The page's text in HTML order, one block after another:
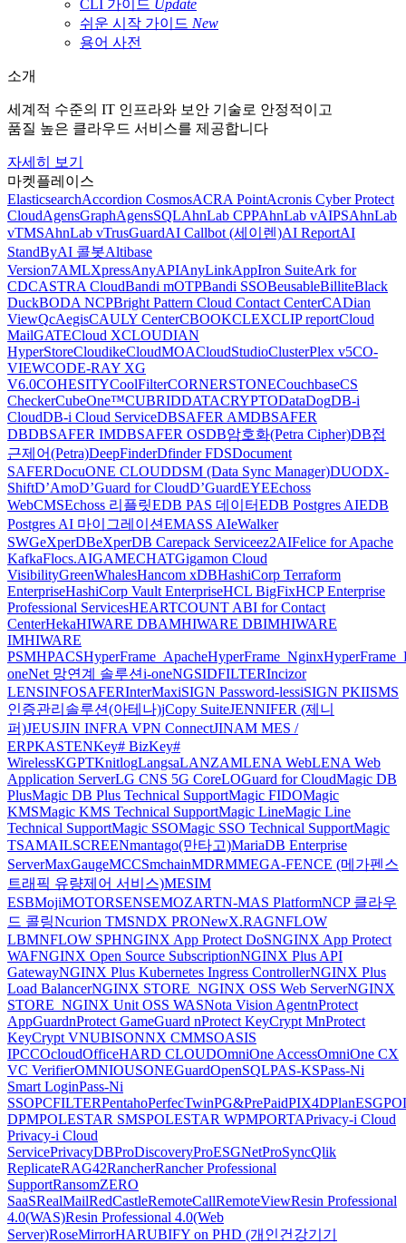
CLI 가이드 Update
쉬운 시작 가이드 New
용어 사전
소개
세계적 수준의 IT 인프라와 보안 기술로 안정적이고
품질 높은 클라우드 서비스를 제공합니다
자세히 보기
마켓플레이스
ElasticsearchAccordion CosmosACRA PointAcronis Cyber Protect
CloudAgensGraphAgensSQLAhnLab CPPAhnLab vAIPSAhnLab
vTMSAhnLab vTrusGuardAI Callbot (세이렌)AI ReportAI
StandByAI 콜봇Altibase
Version7AMLXpressAnyAPIAnyLinkAppIron SuiteArk for
CDCASTRA CloudBandi mOTPBandi SSOBeusableBilliteBlack
DuckBODA NCPBright Pattern Cloud Contact CenterCADian
ViewQcAegisCAULY CenterCBOOKCLEXCLIP reportCloud
MailGATECloud XCLOUDIAN
HyperStoreCloudikeCloudMOACloudStudioClusterPlex v5CO-
VIEWCODE-RAY XG
V6.0COHESITYCoolFilterCORNERSTONECouchbaseCS
CheckerCubeOne™CUBRIDDATACRYPTODataDogDB-i
CloudDB-i Cloud ServiceDBSAFER AMDBSAFER
DBDBSAFER IMDBSAFER OSDB암호화(Petra Cipher)DB접
근제어(Petra)DeepFinderDfinder FDSDocument
SAFERDocuONE CLOUDDSM (Data Sync Manager)DUODX-
ShiftD’AmoD’Guard for CloudD’GuardEYEEchoss
WebCMSEchoss 리플릿EDB PAS 데이터EDB Postgres AIEDB
Postgres AI 마이그레이션EMASS AIeWalker
SWGeXperDBeXperDB Carepack Serviceez2AIFelice for Apache
KafkaFlocs.AIGAMECHATGigamon Cloud
VisibilityGreenWhalesHancom xDBHashiCorp Terraform
EnterpriseHashiCorp Vault EnterpriseHCL BigFixHCP Enterprise
Professional ServicesHEARTCOUNT ABI for Contact
CenterHekaHIWARE DBAMHIWARE DBIMHIWARE
IMHIWARE
PSMHPACSHyperFrame_ApacheHyperFrame_Nginx
oneNet 망연계 솔루션i-oneNGSIDFILTERIncizor
LENSINFOSAFERInterMaxiSIGN Password-lessiSIGN PKIISMS
인증관리솔루션(아테나)jCopy SuiteJENNIFER (제니
퍼)JEUSJIN INFRA VPN ConnectJINAM MES /
ERPKASTENKey# BizKey#
WirelessKGPTKnitlogLangsaLANZAMLENA WebLENA Web
Application ServerLG CNS 5G CoreLOGuard for CloudMagic DB
PlusMagic DB Plus Technical SupportMagic FIDOMagic
KMSMagic KMS Technical SupportMagic LineMagic Line
Technical SupportMagic SSOMagic SSO Technical SupportMagic
TSAMAILSCREENmantago(만타고)MariaDB Enterprise
ServerMaxGaugeMCCSmchainMDRMMEGA-FENCE (메가펜스
트래픽 유량제어 서비스)MESIM
ESBMojiMOTORSENSEMOZARTN-MAS PlatformNCP 클라우
드 콜링Ncurion TMSNDX PRONewX.RAGNFLOW
LBMNFLOW SPHNGINX App Protect DoSNGINX App Protect
WAFNGINX Open Source SubscriptionNGINX Plus API
GatewayNGINX Plus Kubernetes Ingress ControllerNGINX Plus
Load BalancerNGINX STORE_NGINX OSS Web ServerNGINX
STORE_NGINX Unit OSS WASNota Vision AgentnProtect
AppGuardnProtect GameGuard nProtect KeyCrypt MnProtect
KeyCrypt VNUBISONNX CMMSOASIS
IPCCOcloudOfficeHARD CLOUDOmniOne AccessOmniOne CX
VC VerifierOMNIOUSONEGuardOpenSQLPAS-KSPass-Ni
Smart LoginPass-Ni
SSOPCFILTERPentahoPerfecTwinPG&PrePaidPIX4DPlanESG
DPMPOLESTAR SMSPOLESTAR WPMPORTAPrivacy-i Cloud
Privacy-i Cloud
ServicePrivacyDBProDiscoveryProESGNetProSyncQlik
ReplicateRAG42RancherRancher Professional
SupportRansomZERO
SaaSRealMailRedCastleRemoteCallRemoteViewResin Professional
4.0(WAS)Resin Professional 4.0(Web
Server)RoseMirrorHARUBIFY on PHD (개인건강기기